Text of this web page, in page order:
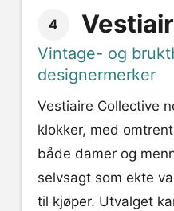
4
Vintage- og
designermerker
Vestiaire Collective
klokker, med
både damer og
selvsagt som ekte
til kjøper. Utvalget